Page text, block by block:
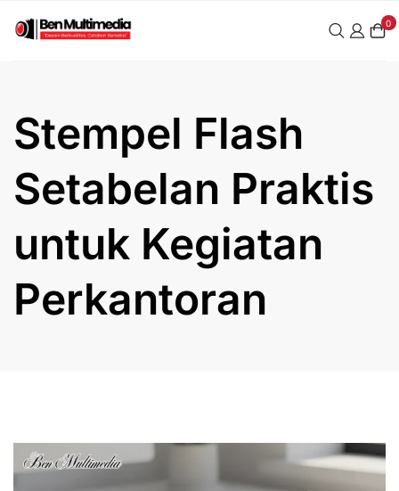
0
Stempel Flash
Setabelan Praktis
untuk Kegiatan
Perkantoran